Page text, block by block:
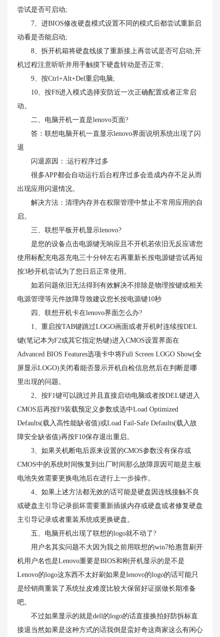
尝试是否可启动;
7、进BIOS修改硬盘模式设置不同的模式后都尝试重新启
动看是否能启动;
8、拆开机箱将硬盘线拔了重新接上再尝试是否可启动;开
机过程注意听听并用手触摸下硬盘转动是否正常;
9、按Ctrl+Alt+Del重启电脑;
10、按F8进入模式选择安防近一次正确配置或者正常启
动。
二、电脑开机一直是lenovo页面?
答：联想电脑开机一直显示lenovo界面说明系统出现了闪
退
闪退原因：:运行程序过多
很多APP都会自动运行后台程序过多会造成内存不足从而
出现应用闪退情况。
解决方法：清理内存并在权限管理中禁止不常用应用的自
启。
三、联想平板开机显示lenovo?
是您的设备点击电源键无响应且不开机若依旧无反应请您
使用标配充电器充电三十分钟左右再重新长按电源键尝试再短
按3秒开机尝试为了您日后正常使用。
如若问题依旧无法得到有效解决不排除是物理按键或相关
电源管理等元件故障导致建议您长按电源键10秒
四、联想开机卡在lenovo界面怎么办?
1、重启按TAB键跳过LOGO画面或者开机时连续按DEL
键(笔记本为F2或其它指定热键)进入CMOS设置界面在
Advanced BIOS Features选项卡中将Full Screen LOGO Show(全
屏显示LOGO)关闭看能否显示开机自检信息然后在判断是哪
里出现的问题。
2、按F1键可以跳过并且直接启动电脑或者按DEL键进入
CMOS后再按F9装载预定义参数或选中Load Optimized
Defaults(载入高性能缺省值)或Load Fail-Safe Defaults(载入故
障安全缺省值)再按F10保存退出重启。
3、如果关机断电后原来设置的CMOS参数没有保存或
CMOS中的系统时间恢复到出厂时间那么故障原因可能是主板
电池失效需要更换电池后在进行上一步操作。
4、如果上述方法都无效的话可能是硬盘因连线接触不良
或硬盘主引导记录损坏需要重新插拔内存或硬盘或者修复硬盘
主引导记录或者重装系统或更换硬盘。
五、电脑开机出现了联想的logo就不动了?
用户名其实问题不大因为我之前用联想的win7给惠普刷开
机用户名也是Lenovo重要是BIOS和刚开机显示的是不是
Lenovo的logo这东西不太好刷如果是lenovo的logo的话可能只
是经销商重装了系统扯皮难度比较大保留好证据做长期准备
吧。
不过如果显示的就是dell的logo的话直接换拍好防拆标直
接退当然如果是这种方式的话我倒是蛮好奇这商家这么有闲心